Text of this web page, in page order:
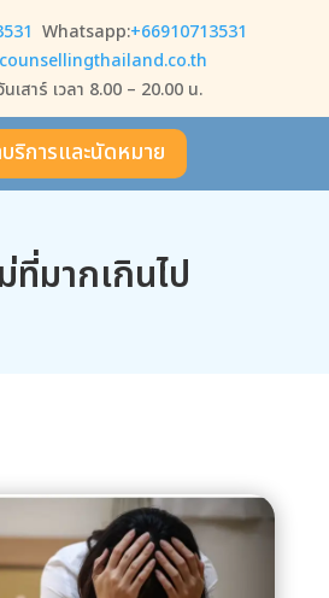
Whatsapp:+66910713531
เสาร์ เวลา 8.00 – 20.00 น.
ริการและนัดหมาย
มากเกินไป